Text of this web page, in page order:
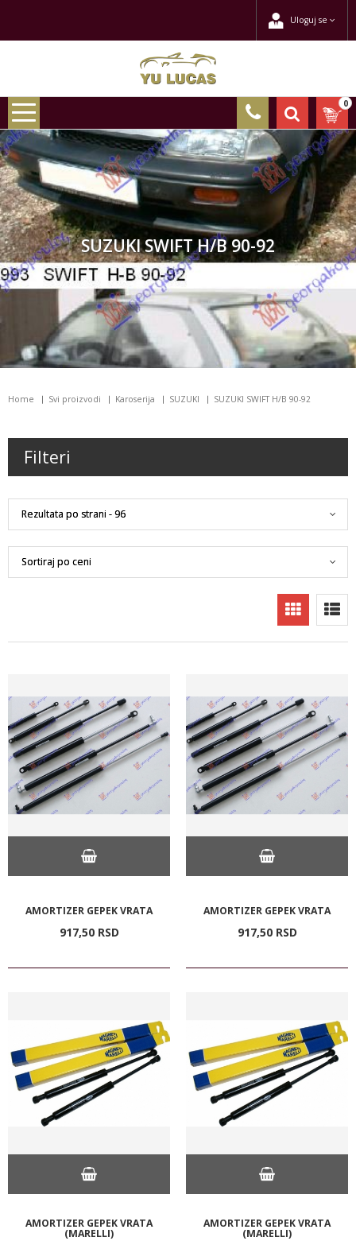
Uloguj se
0
SUZUKI SWIFT H/B 90-92
Home Svi proizvodi Karoserija SUZUKI SUZUKI SWIFT H/B 90-92
Filteri
AMORTIZER GEPEK VRATA
917,50 RSD
AMORTIZER GEPEK VRATA
917,50 RSD
AMORTIZER GEPEK VRATA
(MARELLI)
AMORTIZER GEPEK VRATA
(MARELLI)